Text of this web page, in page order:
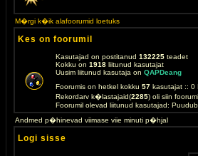
M�rgi k�ik alafoorumid loetuks
Kes on foorumil
Kasutajad on postitanud 132225 teadet
Kokku on 1918 liitunud kasutajat
Uusim liitunud kasutaja on QAPDeang
Foorumis on hetkel kokku 57 kasutajat ::
Rekordarv k�lastajaid(2285) oli siin
Foorumil olevad liitunud kasutajad: Puudub
Andmed p�hinevad viimase viie minuti p�hjal
Logi sisse